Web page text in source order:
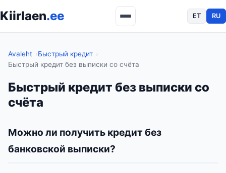
Kiirlaen.ee ET RU
Avaleht
Быстрый кредит
Быстрый кредит без выписки со счёта
Быстрый кредит без выписки со
счёта
Можно ли получить кредит без
банковской выписки?